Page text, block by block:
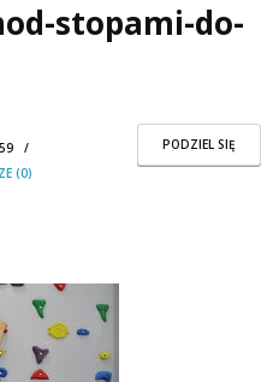
stopami-do-
PODZIEL SIĘ
/
(0)